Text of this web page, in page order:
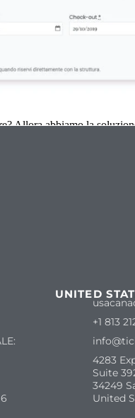
Allora abbiamo la
UNITED
+1 813
4283
Suite
34249
United